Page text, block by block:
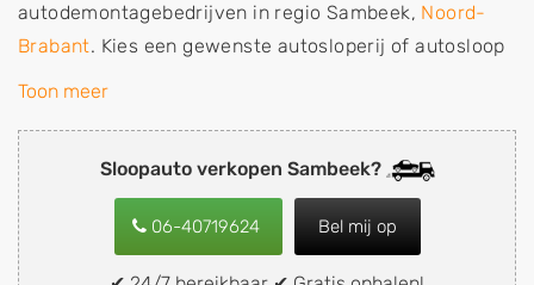
Sloopauto verkopen Sambeek?
06-40719624 Bel mij op
autodemontagebedrijven in regio Sambeek, Noord-
Brabant. Kies een gewenste autosloperij of autosloop
uit de lijst die gespecialiseerd is in de verkoop van
de inkoop van sloopauto's, schadeauto's en
tweedehands auto's (ook zonder apk keuring). Wilt u
uw auto, camper, vrachtwagen, motor of brommobiel
snel en eenvoudig verkopen aan een
demontagebedrijf in de buurt, deze zelf wegbrengen
Toon meer